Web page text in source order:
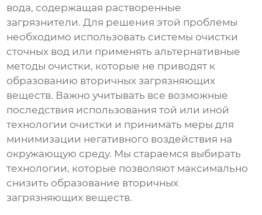
вода, содержащая растворенные
загрязнители. Для решения этой проблемы
необходимо использовать системы очистки
сточных вод или применять альтернативные
методы очистки, которые не приводят к
образованию вторичных загрязняющих
веществ. Важно учитывать все возможные
последствия использования той или иной
технологии очистки и принимать меры для
минимизации негативного воздействия на
окружающую среду. Мы стараемся выбирать
технологии, которые позволяют максимально
снизить образование вторичных
загрязняющих веществ.